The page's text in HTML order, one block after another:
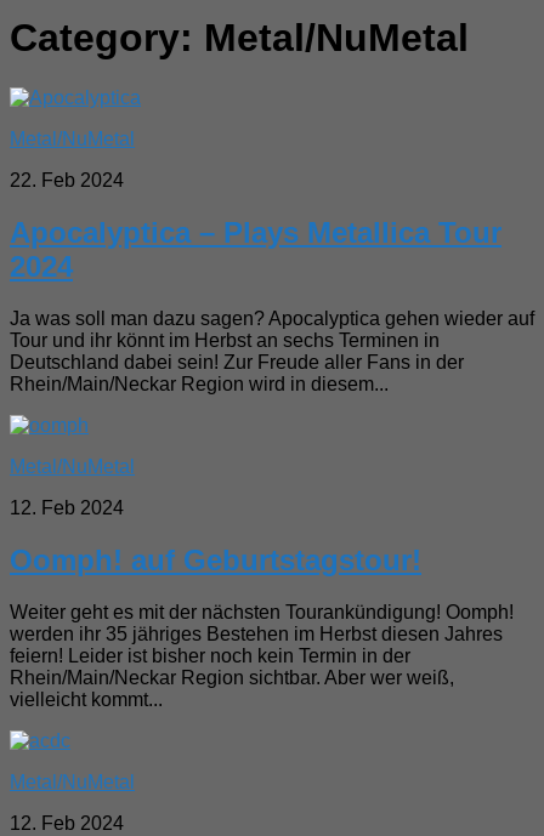
Category: Metal/NuMetal
Metal/NuMetal
22. Feb 2024
Apocalyptica – Plays Metallica Tour
2024
Ja was soll man dazu sagen? Apocalyptica gehen wieder auf
Tour und ihr könnt im Herbst an sechs Terminen in
Deutschland dabei sein! Zur Freude aller Fans in der
Rhein/Main/Neckar Region wird in diesem...
Metal/NuMetal
12. Feb 2024
Oomph! auf Geburtstagstour!
Weiter geht es mit der nächsten Tourankündigung! Oomph!
werden ihr 35 jähriges Bestehen im Herbst diesen Jahres
feiern! Leider ist bisher noch kein Termin in der
Rhein/Main/Neckar Region sichtbar. Aber wer weiß,
vielleicht kommt...
Metal/NuMetal
12. Feb 2024